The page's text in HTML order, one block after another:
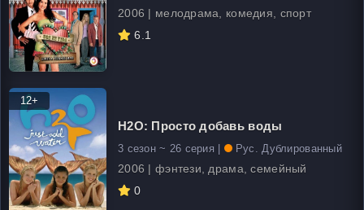
2006 | мелодрама, комедия, спорт
6.1
12+
H2O: Просто добавь воды
3 сезон ~ 26 серия | Рус. Дублированный
2006 | фэнтези, драма, семейный
0